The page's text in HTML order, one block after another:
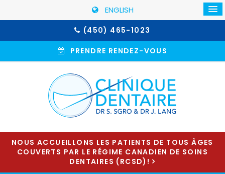
ENGLISH
(450) 465-1023
PRENDRE RENDEZ-VOUS
NOUS ACCUEILLONS LES PATIENTS DE TOUS ÂGES
COUVERTS PAR LE RÉGIME CANADIEN DE SOINS
DENTAIRES (RCSD)!